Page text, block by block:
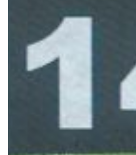
Helan x Genoa